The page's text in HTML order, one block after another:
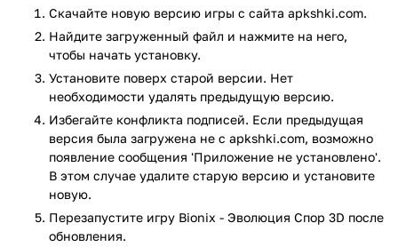
детализацию, а качество изображения поражает своей
проработкой. Может игровая задумка и относится к
создателям Spore, нельзя отрицать большой вклад со
стороны разработчиков Bionix. Последние превзошли
первоисточник в понимании графического качества и
геймплея. Каждый мир создается процедурно, таким
образом удается обеспечить отличную имитацию
искусственной микроскопической жизни.
Как установить
Бесплатно скачать Bionix - Spore and Bacteria Evolution
Simulator 3D на свой телефон версии Андроид вы сможете
Скачайте новую версию игры с сайта apkshki.com.
Найдите загруженный файл и нажмите на него,
чтобы начать установку.
Установите поверх старой версии. Нет
необходимости удалять предыдущую версию.
Избегайте конфликта подписей. Если предыдущая
версия была загружена не с apkshki.com, возможно
появление сообщения 'Приложение не установлено'.
В этом случае удалите старую версию и установите
новую.
Перезапустите игру Bionix - Эволюция Спор 3D после
обновления.